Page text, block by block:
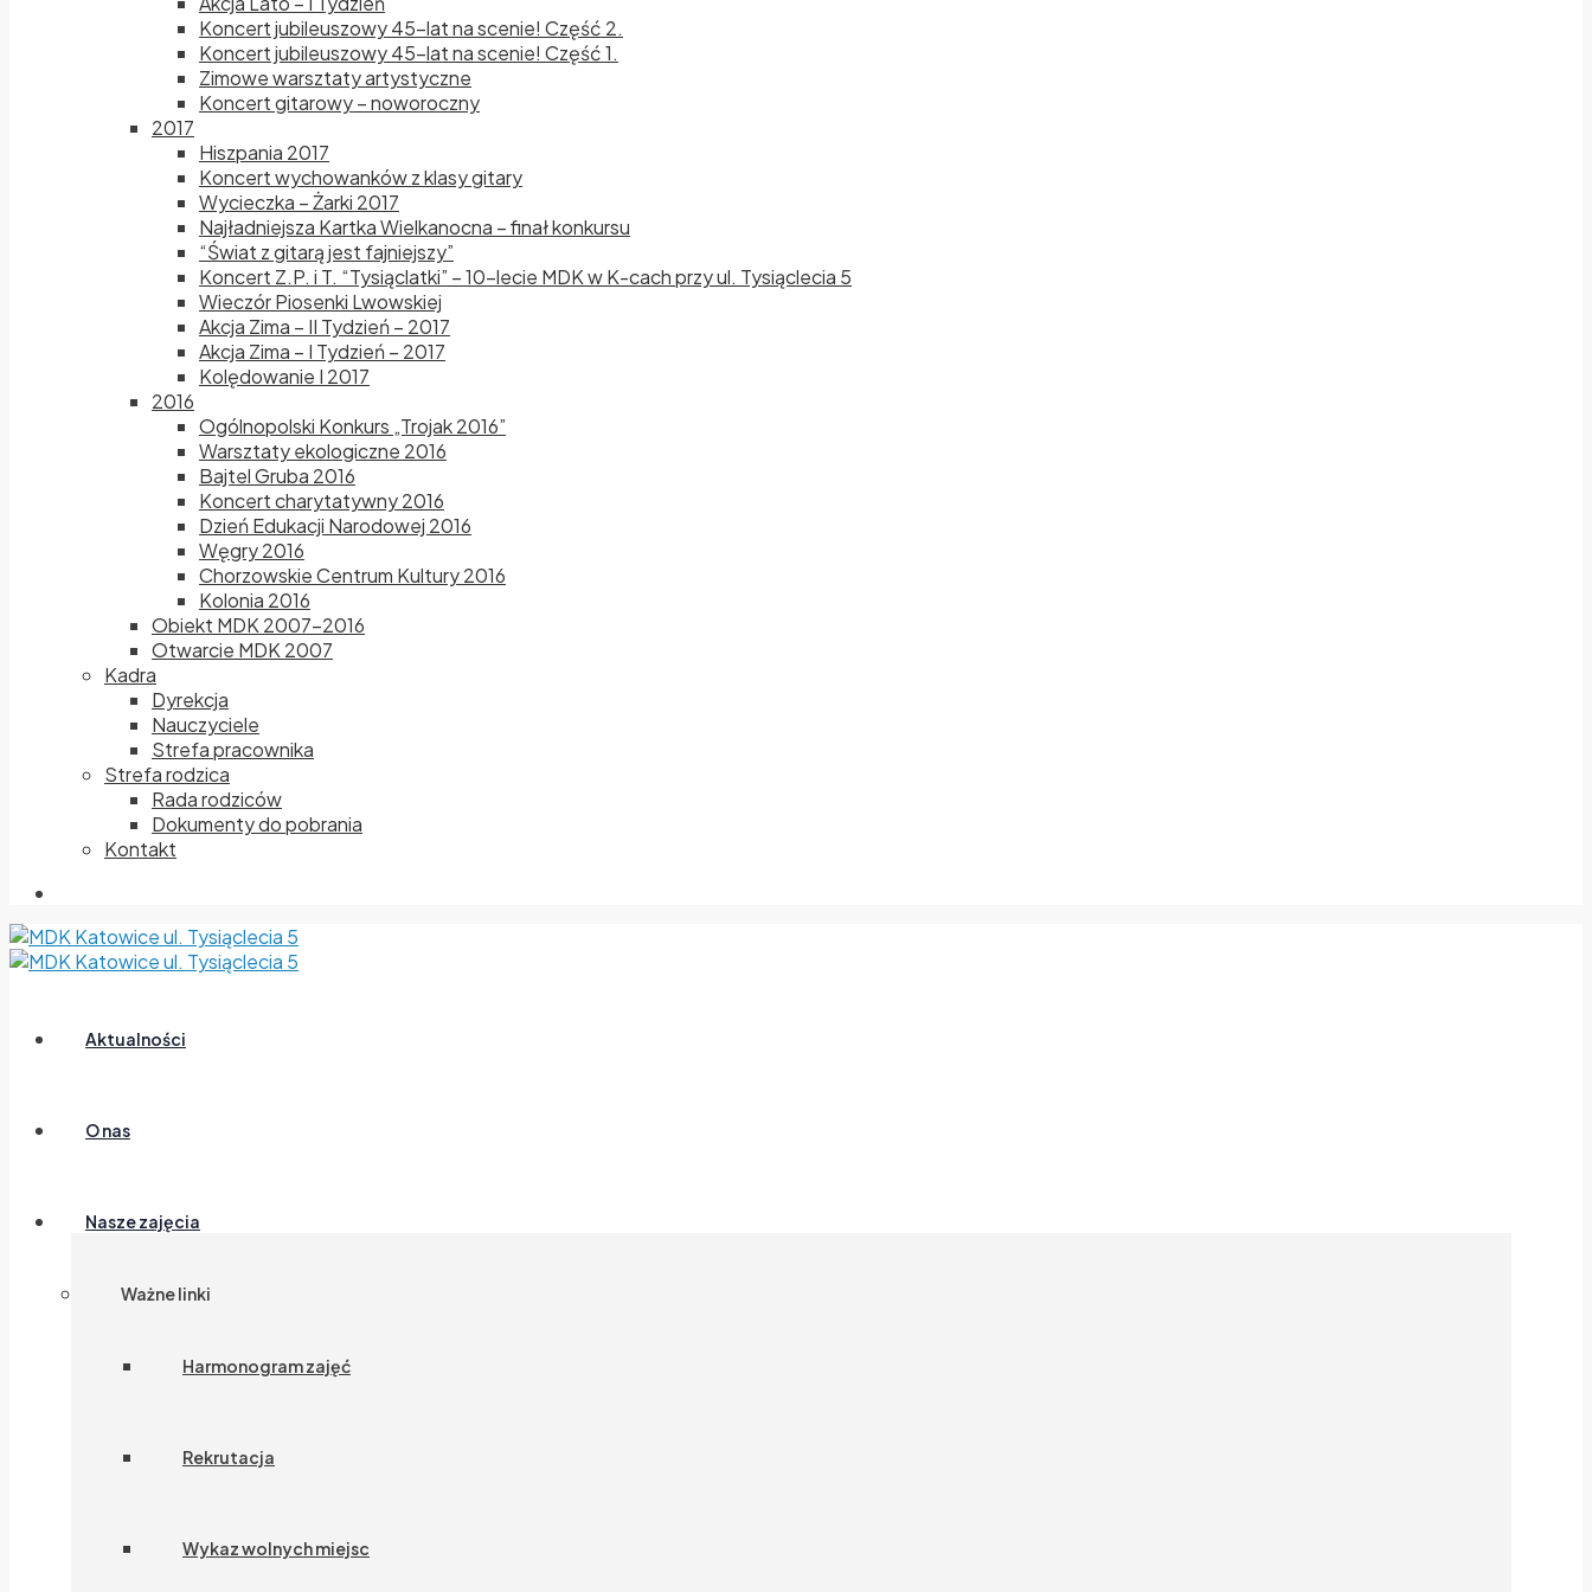
Koncert jubileuszowy 45-lat na scenie! Część 2.
Koncert jubileuszowy 45-lat na scenie! Część 1.
Zimowe warsztaty artystyczne
Koncert gitarowy – noworoczny
2017
Hiszpania 2017
Koncert wychowanków z klasy gitary
Wycieczka – Żarki 2017
Najładniejsza Kartka Wielkanocna – finał konkursu
“Świat z gitarą jest fajniejszy”
Koncert Z.P. i T. “Tysiąclatki” – 10-lecie MDK w K-cach przy ul. Tysiąclecia 5
Wieczór Piosenki Lwowskiej
Akcja Zima – II Tydzień – 2017
Akcja Zima – I Tydzień – 2017
Kolędowanie I 2017
2016
Ogólnopolski Konkurs „Trojak 2016”
Warsztaty ekologiczne 2016
Bajtel Gruba 2016
Koncert charytatywny 2016
Dzień Edukacji Narodowej 2016
Węgry 2016
Chorzowskie Centrum Kultury 2016
Kolonia 2016
Obiekt MDK 2007-2016
Otwarcie MDK 2007
Kadra
Dyrekcja
Nauczyciele
Strefa pracownika
Strefa rodzica
Rada rodziców
Dokumenty do pobrania
Kontakt
Aktualności
O nas
Nasze zajęcia
Ważne linki
Harmonogram zajęć
Rekrutacja
Wykaz wolnych miejsc